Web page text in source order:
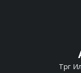
Трг